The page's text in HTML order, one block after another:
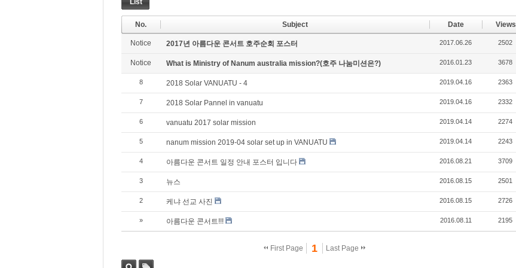
List
No. Subject Date Views
Notice 2017년 아름다운 콘서트 호주순회 포스터 2017.06.26 2502
Notice What is Ministry of Nanum australia mission?(호주 나눔미션은?) 2016.01.23 3678
8 2018 Solar VANUATU - 4 2019.04.16 2363
7 2018 Solar Pannel in vanuatu 2019.04.16 2332
6 vanuatu 2017 solar mission 2019.04.14 2274
5 nanum mission 2019-04 solar set up in VANUATU 2019.04.14 2243
4 아름다운 콘서트 일정 안내 포스터 입니다 2016.08.21 3709
3 뉴스 2016.08.15 2501
2 케냐 선교 사진 2016.08.15 2726
» 아름다운 콘서트!!! 2016.08.11 2195
First Page 1 Last Page